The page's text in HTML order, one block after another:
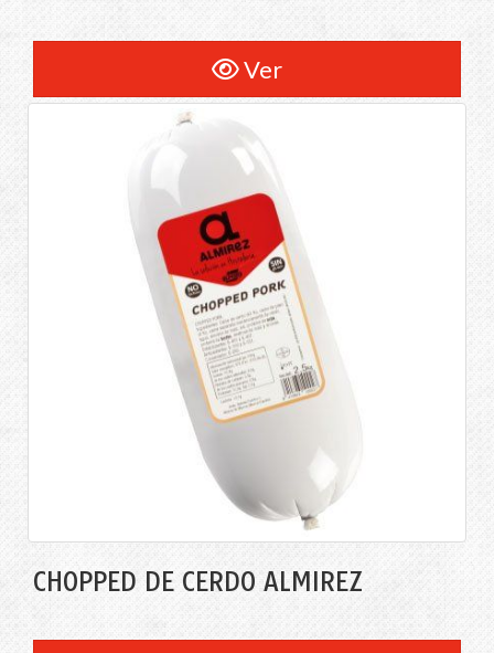
Ver
CHOPPED DE CERDO ALMIREZ